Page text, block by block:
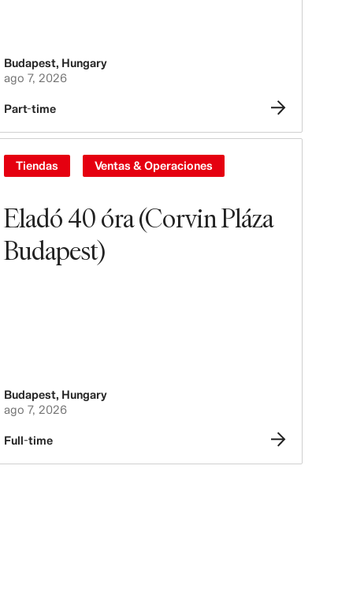
Budapest, Hungary
ago 7, 2026
Part-time
Eladó 40 óra (Corvin Pláza
Budapest)
Tiendas Ventas & Operaciones
Budapest, Hungary
ago 7, 2026
Full-time